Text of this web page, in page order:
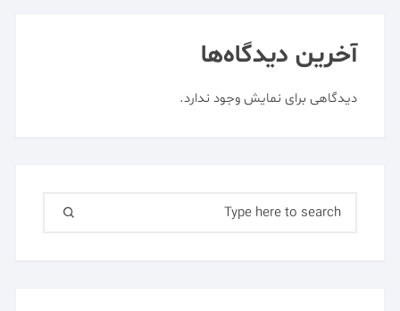
آخرین دیدگاه‌ها
دیدگاهی برای نمایش وجود ندارد.
Search for: